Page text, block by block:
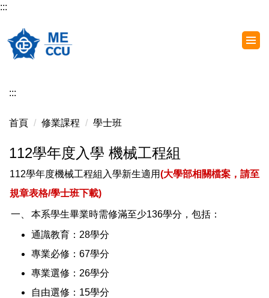
跳
主
要
區
:::
:::
首頁 修業課程 學士班
112學年度入學 機械工程組
112學年度機械工程組入學新生適用(大學部相關檔案，請至
規章表格/學士班下載)
一、
本系學生畢業時需修滿至少136學分，包括：
通識教育：28學分
專業必修：67學分
專業選修：26學分
自由選修：15學分